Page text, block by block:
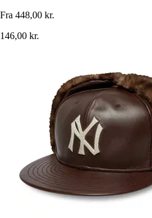
Fra 448,00 kr.
146,00 kr.